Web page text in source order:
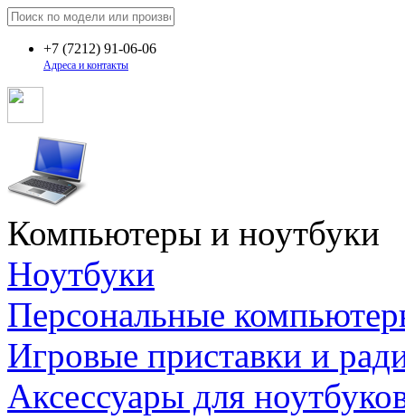
+7 (7212) 91-06-06
Адреса и контакты
Компьютеры и ноутбуки
Ноутбуки
Персональные
Игровые приставки и
Аксессуары для